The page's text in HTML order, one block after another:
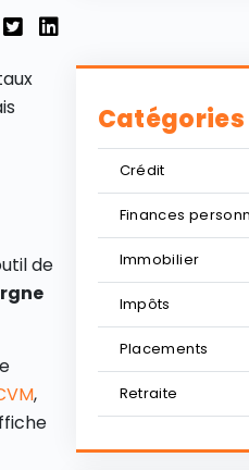
de
,
Catégories
Crédit
Finances
Immobilier
Impôts
Placements
Retraite